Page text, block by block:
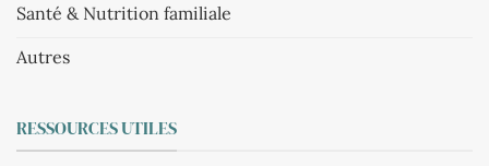
Santé & Nutrition familiale
Autres
RESSOURCES UTILES